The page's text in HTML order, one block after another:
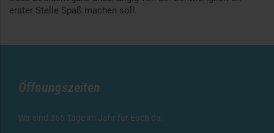
erster Stelle Spaß machen soll.
Öffnungszeiten
Wir sind 365 Tage im Jahr für Euch da: